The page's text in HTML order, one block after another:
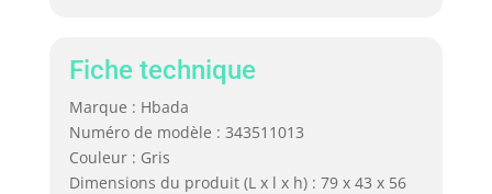
Fiche technique
Marque : Hbada
Numéro de modèle : 343511013
Couleur : Gris
Dimensions du produit (L x l x h) : 79 x 43 x 56